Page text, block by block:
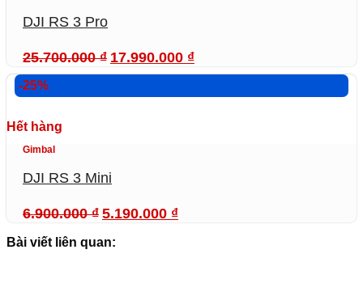
DJI RS 3 Pro
25.700.000₫ Giá
25.700.000 ₫.
17.990.000 ₫Giá
là:
-25%
Hết hàng
Gimbal
DJI RS 3 Mini
6.900.000₫ Giá
là:
5.190.000 ₫Giá
Bài viết liên quan: